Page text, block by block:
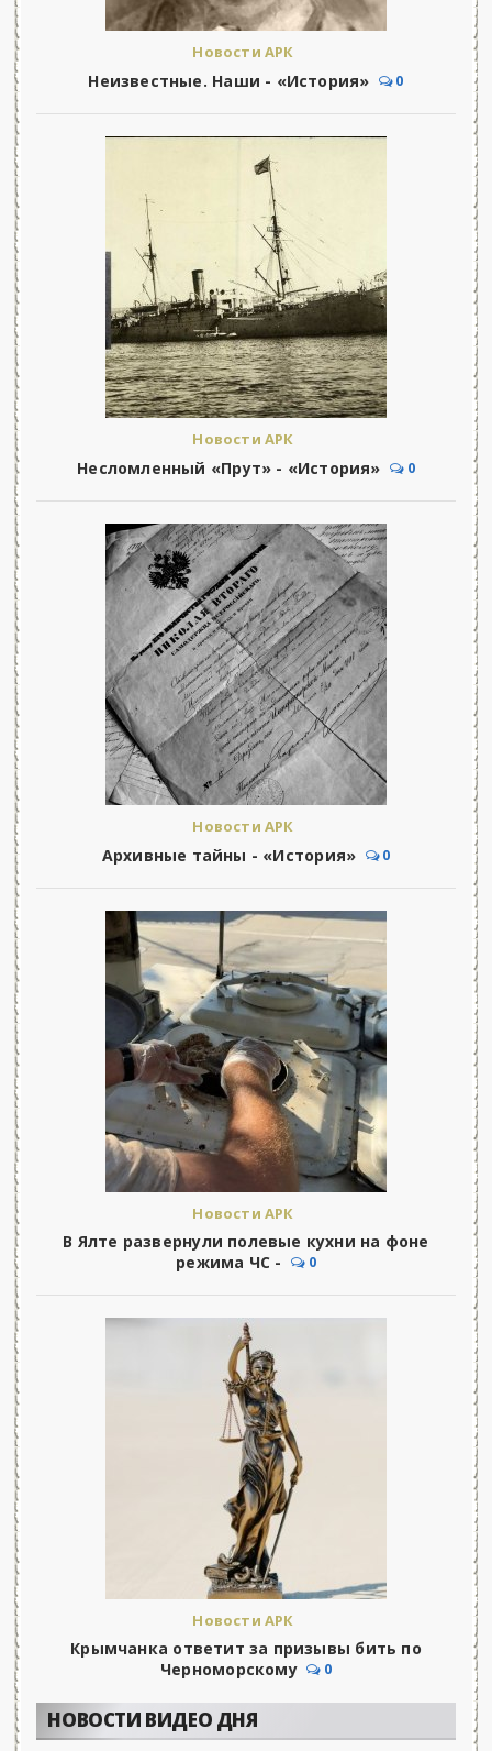
Новости АРК
Неизвестные. Наши - «История» 0
Новости АРК
Несломленный «Прут» - «История» 0
Новости АРК
Архивные тайны - «История» 0
Новости АРК
В Ялте развернули полевые кухни на фоне
режима ЧС -
0
Новости АРК
Крымчанка ответит за призывы бить по
Черноморскому
0
НОВОСТИ ВИДЕО ДНЯ